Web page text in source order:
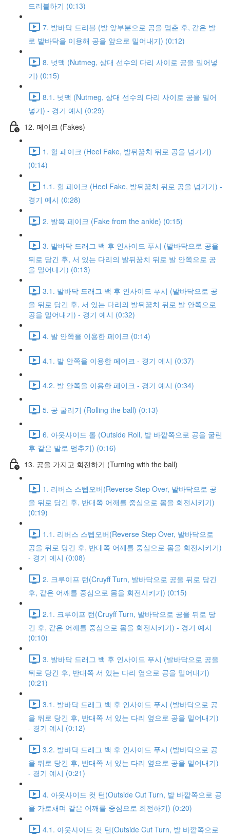
드리블하기 (0:13)
7. 발바닥 드리블 (발 앞부분으로 공을 멈춘 후, 같은 발
로 발바닥을 이용해 공을 앞으로 밀어내기) (0:12)
8. 넛맥 (Nutmeg, 상대 선수의 다리 사이로 공을 밀어넣
기) (0:15)
8.1. 넛맥 (Nutmeg, 상대 선수의 다리 사이로 공을 밀어
넣기) - 경기 예시 (0:29)
12. 페이크 (Fakes)
1. 힐 페이크 (Heel Fake, 발뒤꿈치 뒤로 공을 넘기기)
(0:14)
1.1. 힐 페이크 (Heel Fake, 발뒤꿈치 뒤로 공을 넘기기) -
경기 예시 (0:28)
2. 발목 페이크 (Fake from the ankle) (0:15)
3. 발바닥 드래그 백 후 인사이드 푸시 (발바닥으로 공을
뒤로 당긴 후, 서 있는 다리의 발뒤꿈치 뒤로 발 안쪽으로 공
을 밀어내기) (0:13)
3.1. 발바닥 드래그 백 후 인사이드 푸시 (발바닥으로 공
을 뒤로 당긴 후, 서 있는 다리의 발뒤꿈치 뒤로 발 안쪽으로
공을 밀어내기) - 경기 예시 (0:32)
4. 발 안쪽을 이용한 페이크 (0:14)
4.1. 발 안쪽을 이용한 페이크 - 경기 예시 (0:37)
4.2. 발 안쪽을 이용한 페이크 - 경기 예시 (0:34)
5. 공 굴리기 (Rolling the ball) (0:13)
6. 아웃사이드 롤 (Outside Roll, 발 바깥쪽으로 공을 굴린
후 같은 발로 멈추기) (0:16)
13. 공을 가지고 회전하기 (Turning with the ball)
1. 리버스 스텝오버(Reverse Step Over, 발바닥으로 공
을 뒤로 당긴 후, 반대쪽 어깨를 중심으로 몸을 회전시키기)
(0:19)
1.1. 리버스 스텝오버(Reverse Step Over, 발바닥으로
공을 뒤로 당긴 후, 반대쪽 어깨를 중심으로 몸을 회전시키기)
- 경기 예시 (0:08)
2. 크루이프 턴(Cruyff Turn, 발바닥으로 공을 뒤로 당긴
후, 같은 어깨를 중심으로 몸을 회전시키기) (0:15)
2.1. 크루이프 턴(Cruyff Turn, 발바닥으로 공을 뒤로 당
긴 후, 같은 어깨를 중심으로 몸을 회전시키기) - 경기 예시
(0:10)
3. 발바닥 드래그 백 후 인사이드 푸시 (발바닥으로 공을
뒤로 당긴 후, 반대쪽 서 있는 다리 옆으로 공을 밀어내기)
(0:21)
3.1. 발바닥 드래그 백 후 인사이드 푸시 (발바닥으로 공
을 뒤로 당긴 후, 반대쪽 서 있는 다리 옆으로 공을 밀어내기)
- 경기 예시 (0:12)
3.2. 발바닥 드래그 백 후 인사이드 푸시 (발바닥으로 공
을 뒤로 당긴 후, 반대쪽 서 있는 다리 옆으로 공을 밀어내기)
- 경기 예시 (0:21)
4. 아웃사이드 컷 턴(Outside Cut Turn, 발 바깥쪽으로 공
을 가로채며 같은 어깨를 중심으로 회전하기) (0:20)
4.1. 아웃사이드 컷 턴(Outside Cut Turn, 발 바깥쪽으로